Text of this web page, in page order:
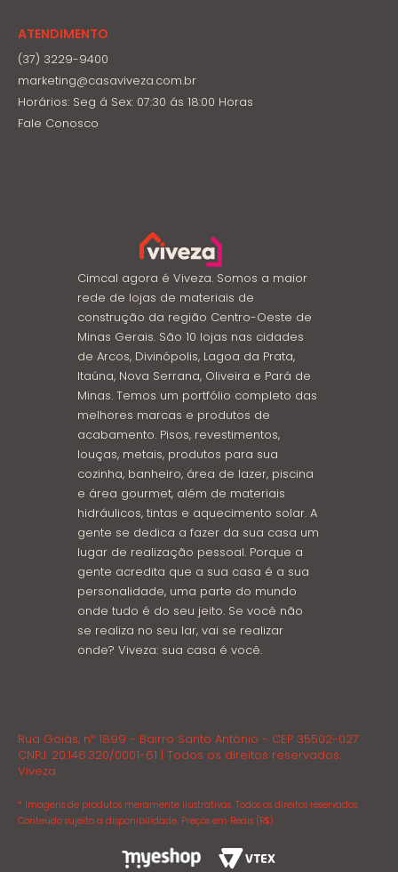
ATENDIMENTO
(37) 3229-9400
marketing@casaviveza.com.br
Horários: Seg á Sex: 07:30 ás 18:00 Horas
Fale Conosco
Cimcal agora é Viveza. Somos a maior
rede de lojas de materiais de
construção da região Centro-Oeste de
Minas Gerais. São 10 lojas nas cidades
de Arcos, Divinópolis, Lagoa da Prata,
Itaúna, Nova Serrana, Oliveira e Pará de
Minas. Temos um portfólio completo das
melhores marcas e produtos de
acabamento. Pisos, revestimentos,
louças, metais, produtos para sua
cozinha, banheiro, área de lazer, piscina
e área gourmet, além de materiais
hidráulicos, tintas e aquecimento solar. A
gente se dedica a fazer da sua casa um
lugar de realização pessoal. Porque a
gente acredita que a sua casa é a sua
personalidade, uma parte do mundo
onde tudo é do seu jeito. Se você não
se realiza no seu lar, vai se realizar
onde? Viveza: sua casa é você.
Rua Goiás, nº 1899 - Bairro Santo Antônio - CEP 35502-027
CNPJ: 20.146.320/0001-61 | Todos os direitos reservados.
Viveza.
* Imagens de produtos meramente ilustrativas. Todos os direitos reservados.
Conteúdo sujeito a disponibilidade. Preços em Reais (R$)